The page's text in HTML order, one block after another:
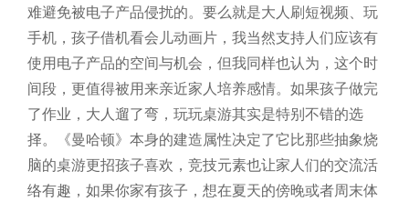
难避免被电子产品侵扰的。要么就是大人刷短视频、玩
手机，孩子借机看会儿动画片，我当然支持人们应该有
使用电子产品的空间与机会，但我同样也认为，这个时
间段，更值得被用来亲近家人培养感情。如果孩子做完
了作业，大人遛了弯，玩玩桌游其实是特别不错的选
择。《曼哈顿》本身的建造属性决定了它比那些抽象烧
脑的桌游更招孩子喜欢，竞技元素也让家人们的交流活
络有趣，如果你家有孩子，想在夏天的傍晚或者周末体